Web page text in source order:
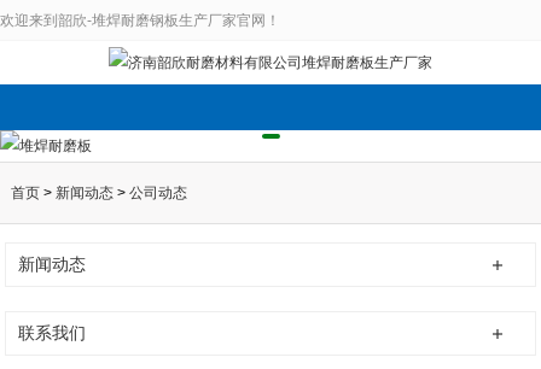
欢迎来到韶欣-堆焊耐磨钢板生产厂家官网！
首页> 新闻动态> 公司动态
新闻动态
联系我们